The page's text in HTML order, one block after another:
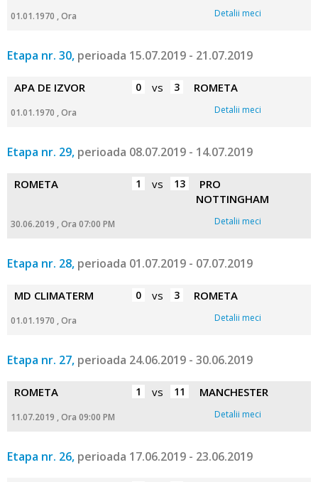
01.01.1970 , Ora Detalii meci
Etapa nr. 30, perioada 15.07.2019 - 21.07.2019
APA DE IZVOR 0 vs 3 ROMETA
01.01.1970 , Ora Detalii meci
Etapa nr. 29, perioada 08.07.2019 - 14.07.2019
ROMETA 1 vs 13
PRO
NOTTINGHAM
30.06.2019 , Ora 07:00 PM Detalii meci
Etapa nr. 28, perioada 01.07.2019 - 07.07.2019
MD CLIMATERM 0 vs 3 ROMETA
01.01.1970 , Ora Detalii meci
Etapa nr. 27, perioada 24.06.2019 - 30.06.2019
ROMETA 1 vs 11 MANCHESTER
11.07.2019 , Ora 09:00 PM Detalii meci
Etapa nr. 26, perioada 17.06.2019 - 23.06.2019